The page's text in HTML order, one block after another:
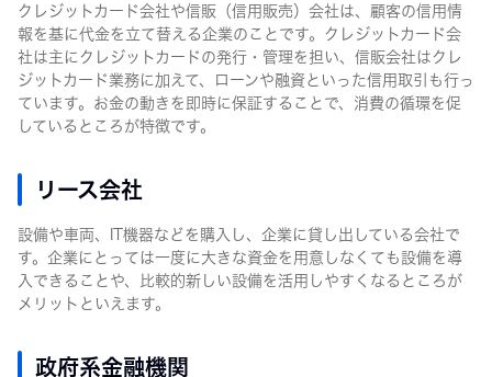
クレジットカード会社や信販（信用販売）会社は、顧客の信用情
報を基に代金を立て替える企業のことです。クレジットカード会
社は主にクレジットカードの発行・管理を担い、信販会社はクレ
ジットカード業務に加えて、ローンや融資といった信用取引も行っ
ています。お金の動きを即時に保証することで、消費の循環を促
しているところが特徴です。
リース会社
設備や車両、IT機器などを購入し、企業に貸し出している会社で
す。企業にとっては一度に大きな資金を用意しなくても設備を導
入できることや、比較的新しい設備を活用しやすくなるところが
メリットといえます。
政府系金融機関